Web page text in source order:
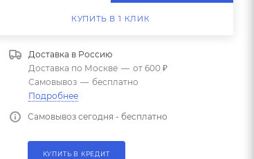
КУПИТЬ В 1 КЛИК
Доставка в Россию
Доставка по Москве — от 600 ₽
Самовывоз — бесплатно
Подробнее
Самовывоз сегодня - бесплатно
КУПИТЬ В КРЕДИТ